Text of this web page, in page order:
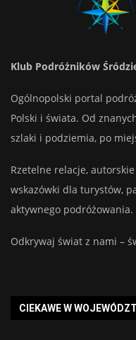
Klub Podróżników
Ogólnopolski portal
Polski i świata. Od
szlaki i podziemia, po
Rzetelne relacje,
wskazówki dla turystów,
aktywnego podróżowania.
Odkrywaj świat z nami –
CIEKAWE W